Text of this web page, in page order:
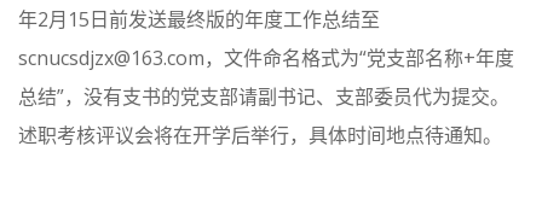
年2月15日前发送最终版的年度工作总结至
scnucsdjzx@163.com，文件命名格式为“党支部名称+年度
总结”，没有支书的党支部请副书记、支部委员代为提交。
述职考核评议会将在开学后举行，具体时间地点待通知。